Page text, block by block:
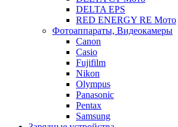
DELTA EPS
RED ENERGY RE Мото
Фотоаппараты, Видеокамеры
Canon
Casio
Fujifilm
Nikon
Olympus
Panasonic
Pentax
Samsung